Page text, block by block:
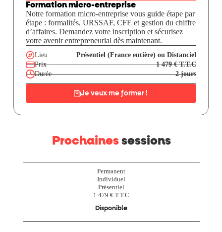
Prochainessessions
Permanent
Individuel
Présentiel
1 479 € T.T.C
Disponible
Formation micro-entreprise
Notre formation micro-entreprise vous guide étape par
étape : formalités, URSSAF, CFE et gestion du chiffre
d’affaires. Demandez votre inscription et sécurisez
votre avenir entrepreneurial dès maintenant.
Lieu
Présentiel (France entière) ou Distanciel
Prix
1 479 € T.T.C
Durée
2 jours
Je veux me former !